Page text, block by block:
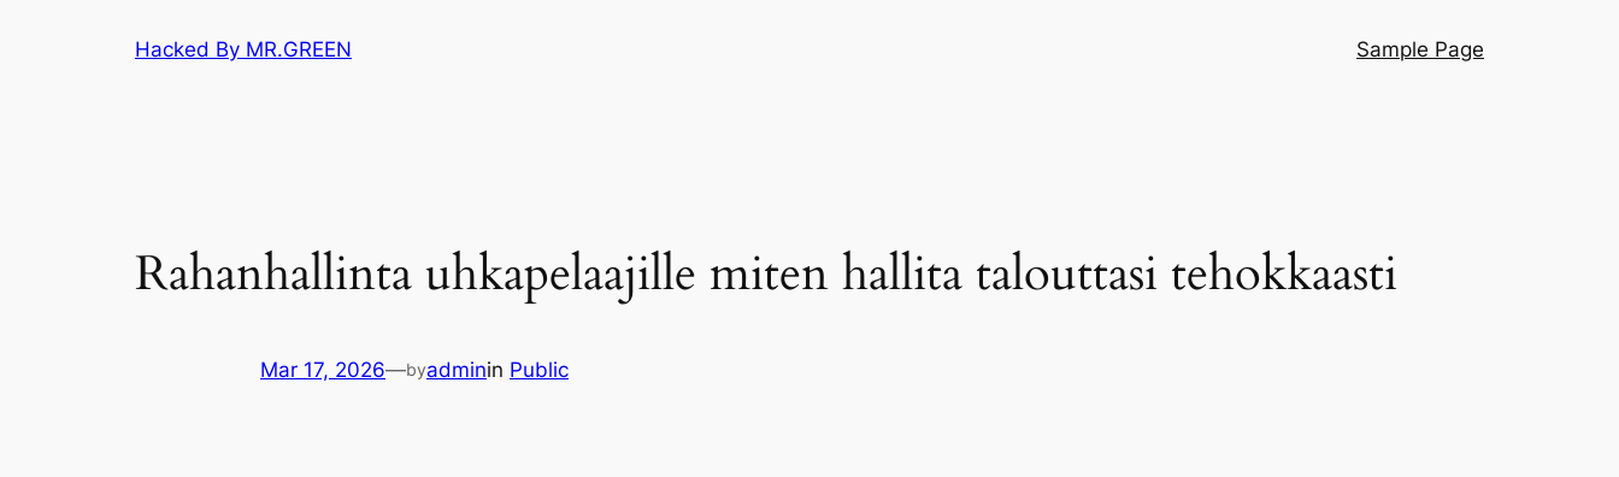
Hacked By MR.GREEN Sample Page
Rahanhallinta uhkapelaajille miten hallita talouttasi tehokkaasti
Mar 17, 2026—byadminin Public